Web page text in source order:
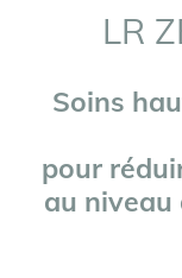
LR
Soins
pour
au niveau